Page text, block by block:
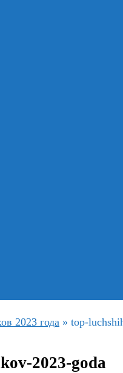
2023 года » top-
2023-goda